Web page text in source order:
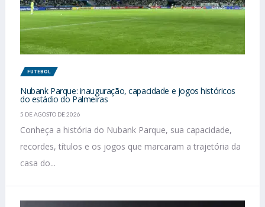
FUTEBOL
Nubank Parque: inauguração, capacidade e jogos históricos
do estádio do Palmeiras
5 DE AGOSTO DE 2026
Conheça a história do Nubank Parque, sua capacidade,
recordes, títulos e os jogos que marcaram a trajetória da
casa do...